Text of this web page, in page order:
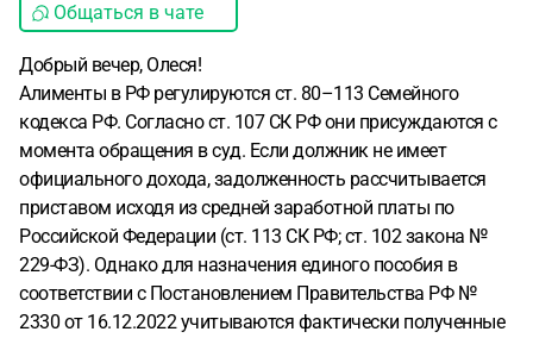
Общаться в чате
Добрый вечер, Олеся!
Алименты в РФ регулируются ст. 80–113 Семейного
кодекса РФ. Согласно ст. 107 СК РФ они присуждаются с
момента обращения в суд. Если должник не имеет
официального дохода, задолженность рассчитывается
приставом исходя из средней заработной платы по
Российской Федерации (ст. 113 СК РФ; ст. 102 закона №
229-ФЗ). Однако для назначения единого пособия в
соответствии с Постановлением Правительства РФ №
2330 от 16.12.2022 учитываются фактически полученные